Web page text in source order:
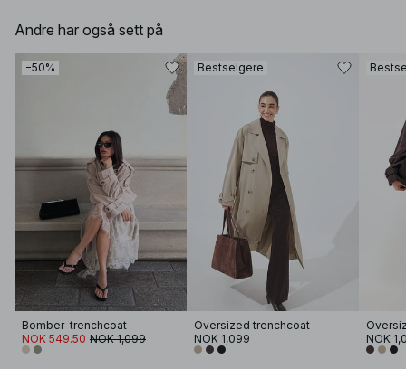
Andre har også sett på
−50%
Bomber-trenchcoat
NOK 549.50 NOK 1,099
Bestselgere
Oversized trenchcoat
NOK 1,099
NOK